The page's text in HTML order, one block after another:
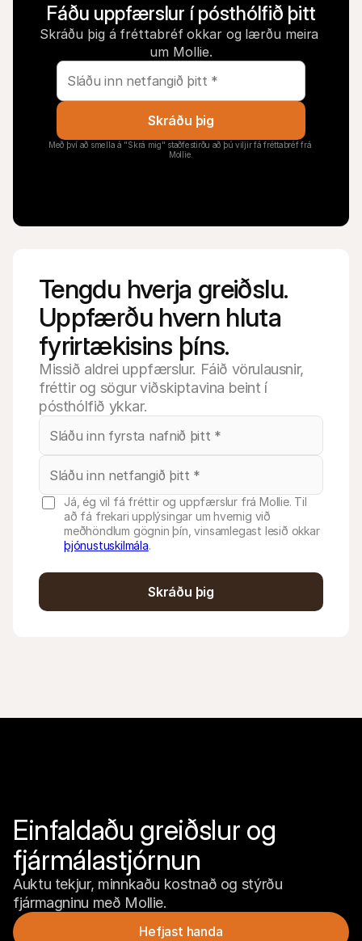
Fáðu uppfærslur í pósthólfið þitt
Skráðu þig á fréttabréf okkar og lærðu meira
um Mollie.
Skráðu þig
Með því að smella á "Skrá mig" staðfestirðu að þú viljir fá fréttabréf frá
Mollie.
Tengdu hverja greiðslu.
Uppfærðu hvern hluta
fyrirtækisins þíns.
Missið aldrei uppfærslur. Fáið vörulausnir,
fréttir og sögur viðskiptavina beint í
pósthólfið ykkar.
Já, ég vil fá fréttir og uppfærslur frá Mollie. Til
að fá frekari upplýsingar um hvernig við
meðhöndlum gögnin þín, vinsamlegast lesið okkar
þjónustuskilmála.
Skráðu þig
Einfaldaðu greiðslur og
fjármálastjórnun
Auktu tekjur, minnkaðu kostnað og stýrðu
fjármagninu með Mollie.
Hefjast handa